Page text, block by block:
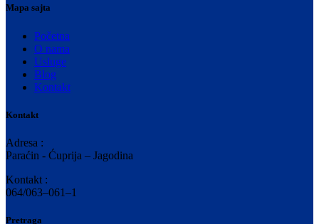
Mapa sajta
Početna
O nama
Usluge
Blog
Kontakt
Kontakt
Adresa :
Paraćin - Ćuprija – Jagodina
Kontakt :
064/063–061–1
Pretraga